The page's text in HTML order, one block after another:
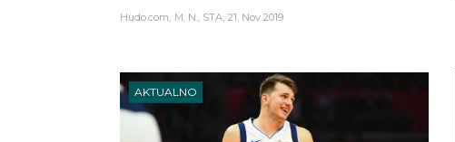
Hudo.com M. N., STA 21. Nov 2019
AKTUALNO